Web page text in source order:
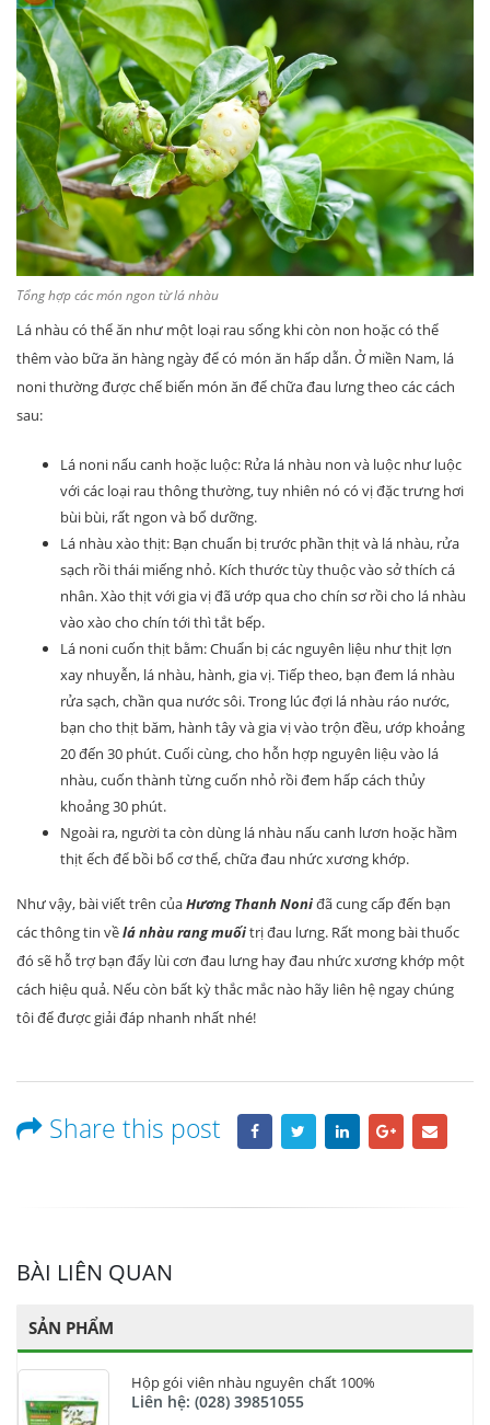
Tổng hợp các món ngon từ lá nhàu
Lá nhàu có thể ăn như một loại rau sống khi còn non hoặc có thể
thêm vào bữa ăn hàng ngày để có món ăn hấp dẫn. Ở miền Nam, lá
noni thường được chế biến món ăn để chữa đau lưng theo các cách
sau:
Lá noni nấu canh hoặc luộc: Rửa lá nhàu non và luộc như luộc
với các loại rau thông thường, tuy nhiên nó có vị đặc trưng hơi
bùi bùi, rất ngon và bổ dưỡng.
Lá nhàu xào thịt: Bạn chuẩn bị trước phần thịt và lá nhàu, rửa
sạch rồi thái miếng nhỏ. Kích thước tùy thuộc vào sở thích cá
nhân. Xào thịt với gia vị đã ướp qua cho chín sơ rồi cho lá nhàu
vào xào cho chín tới thì tắt bếp.
Lá noni cuốn thịt bằm: Chuẩn bị các nguyên liệu như thịt lợn
xay nhuyễn, lá nhàu, hành, gia vị. Tiếp theo, bạn đem lá nhàu
rửa sạch, chần qua nước sôi. Trong lúc đợi lá nhàu ráo nước,
bạn cho thịt băm, hành tây và gia vị vào trộn đều, ướp khoảng
20 đến 30 phút. Cuối cùng, cho hỗn hợp nguyên liệu vào lá
nhàu, cuốn thành từng cuốn nhỏ rồi đem hấp cách thủy
khoảng 30 phút.
Ngoài ra, người ta còn dùng lá nhàu nấu canh lươn hoặc hầm
thịt ếch để bồi bổ cơ thể, chữa đau nhức xương khớp.
Như vậy, bài viết trên củaHương Thanh Noniđã cung cấp đến bạn
các thông tin vềlá nhàu rang muốitrị đau lưng. Rất mong bài thuốc
đó sẽ hỗ trợ bạn đẩy lùi cơn đau lưng hay đau nhức xương khớp một
cách hiệu quả. Nếu còn bất kỳ thắc mắc nào hãy liên hệ ngay chúng
tôi để được giải đáp nhanh nhất nhé!
Share this post
BÀI LIÊN QUAN
SẢN PHẨM
Hộp gói viên nhàu nguyên chất 100%
Liên hệ: (028) 39851055